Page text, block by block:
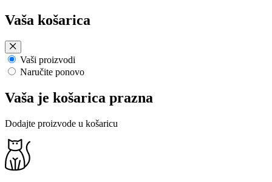
Preskoči
na
sadržaj
Vaša košarica
Vaši proizvodi
Naručite ponovo
Vaša je košarica prazna
Dodajte proizvode u košaricu